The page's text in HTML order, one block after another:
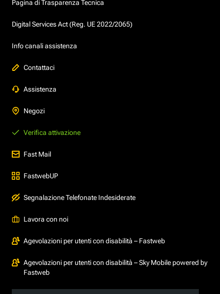
Pagina di Trasparenza Tecnica
Digital Services Act (Reg. UE 2022/2065)
Info canali assistenza
Contattaci
Assistenza
Negozi
Verifica attivazione
Fast Mail
FastwebUP
Segnalazione Telefonate Indesiderate
Lavora con noi
Agevolazioni per utenti con disabilità – Fastweb
Agevolazioni per utenti con disabilità – Sky Mobile powered by
Fastweb